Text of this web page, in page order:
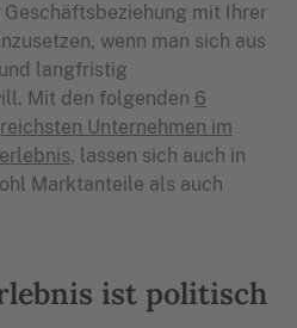
mit Ihrer
wenn man sich aus
langfristig
Mit den folgenden 6
Unternehmen im
, lassen sich auch in
Marktanteile als auch
ist politisch